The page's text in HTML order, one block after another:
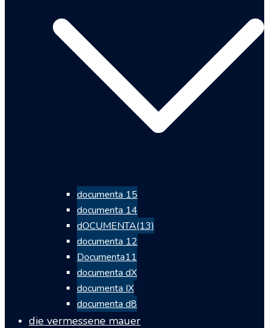
documenta 15
documenta 14
dOCUMENTA(13)
documenta 12
Documenta11
documenta dX
documenta IX
documenta d8
die vermessene mauer